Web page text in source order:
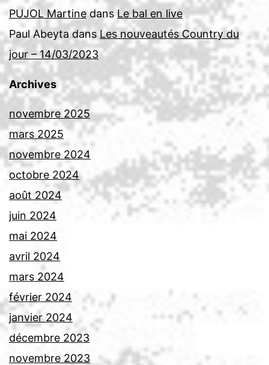
PUJOL MartinedansLe bal en live
Paul Abeytadans Les nouveautés Country du
jour – 14/03/2023
Archives
novembre 2025
mars 2025
novembre 2024
octobre 2024
août 2024
juin 2024
mai 2024
avril 2024
mars 2024
février 2024
janvier 2024
décembre 2023
novembre 2023